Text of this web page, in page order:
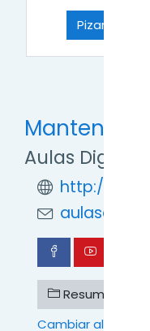
Pizarra de
Mantente
Aulas Digitales
http://
Resumen de
Cambiar al tema